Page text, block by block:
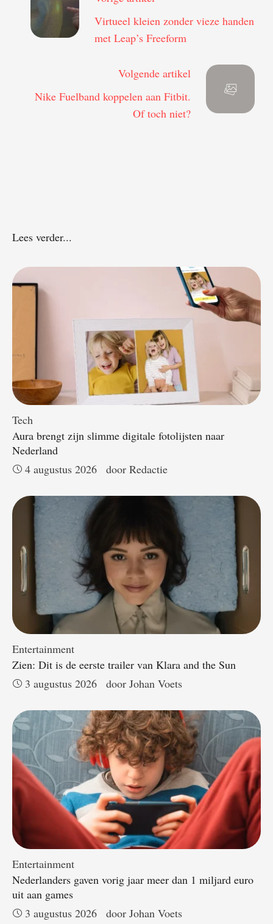
Virtueel kleien zonder vieze handen
met Leap’s Freeform
Volgende artikel
Nike Fuelband koppelen aan Fitbit.
Of toch niet?
Lees verder...
Tech
Aura brengt zijn slimme digitale fotolijsten naar
Nederland
4 augustus 2026
door Redactie
Entertainment
Zien: Dit is de eerste trailer van Klara and the Sun
3 augustus 2026
door Johan Voets
Entertainment
Nederlanders gaven vorig jaar meer dan 1 miljard euro
uit aan games
3 augustus 2026
door Johan Voets